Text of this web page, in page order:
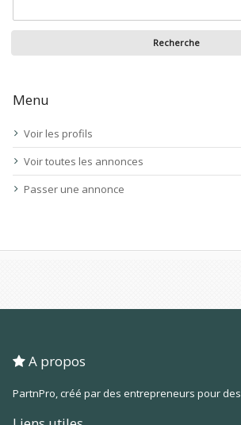
Menu
Voir les profils
Voir toutes les annonces
Passer une annonce
A propos
PartnPro, créé par des entrepreneurs pour